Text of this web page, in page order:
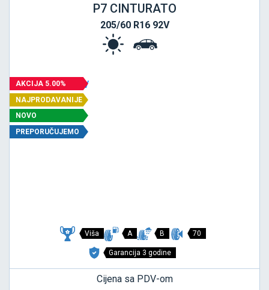
P7 CINTURATO
205/60 R16 92V
AKCIJA 5.00%
NAJPRODAVANIJE
NOVO
PREPORUČUJEMO
Viša A B 70
Garancija 3 godine
Cijena sa PDV-om